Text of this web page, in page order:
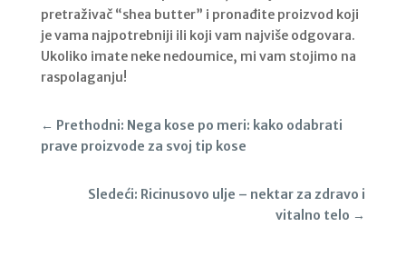
pretraživač “shea butter” i pronađite proizvod koji
je vama najpotrebniji ili koji vam najviše odgovara.
Ukoliko imate neke nedoumice, mi vam stojimo na
raspolaganju!
← Prethodni: Nega kose po meri: kako odabrati
prave proizvode za svoj tip kose
Sledeći: Ricinusovo ulje – nektar za zdravo i
vitalno telo →